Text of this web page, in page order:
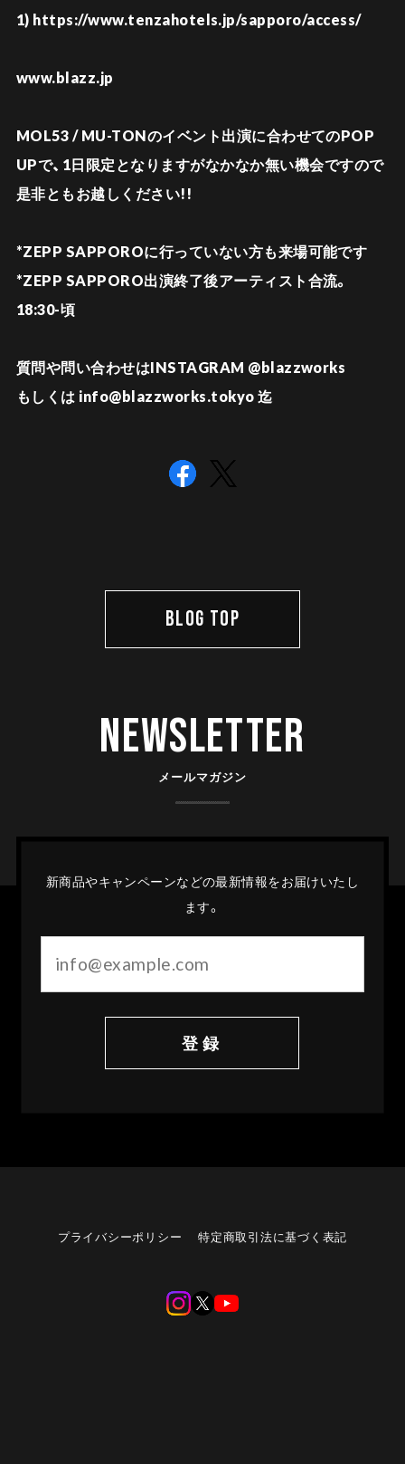
1) https://www.tenzahotels.jp/sapporo/access/
www.blazz.jp
MOL53 / MU-TONのイベント出演に合わせてのPOP
UPで、 1日限定となりますがなかなか無い機会ですので
是非ともお越しください!!
*ZEPP SAPPOROに行っていない方も来場可能です
*ZEPP SAPPORO出演終了後アーティスト合流。
18:30-頃
質問や問い合わせはINSTAGRAM @blazzworks
もしくは info@blazzworks.tokyo 迄
BLOG TOP
Newsletter
メールマガジン
新商品やキャンペーンなどの最新情報をお届けいたし
ます。
登録
プライバシーポリシー 特定商取引法に基づく表記